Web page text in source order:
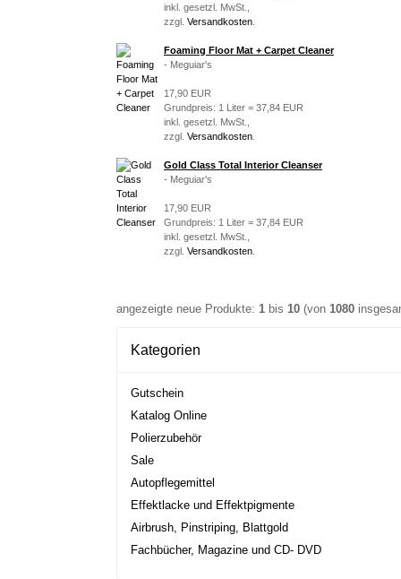
inkl. gesetzl. MwSt.,
zzgl. Versandkosten
Foaming Floor Mat + Carpet Cleaner
- Meguiar's
17,90 EUR
Grundpreis: 1 Liter = 37,84 EUR
inkl. gesetzl. MwSt.,
zzgl. Versandkosten
Gold Class Total Interior Cleanser
- Meguiar's
17,90 EUR
Grundpreis: 1 Liter = 37,84 EUR
inkl. gesetzl. MwSt.,
zzgl. Versandkosten
angezeigte neue Produkte: 1 bis 10 (von 1080
Kategorien
Gutschein
Katalog Online
Polierzubehör
Sale
Autopflegemittel
Effektlacke und Effektpigmente
Airbrush, Pinstriping, Blattgold
Fachbücher, Magazine und CD- DVD